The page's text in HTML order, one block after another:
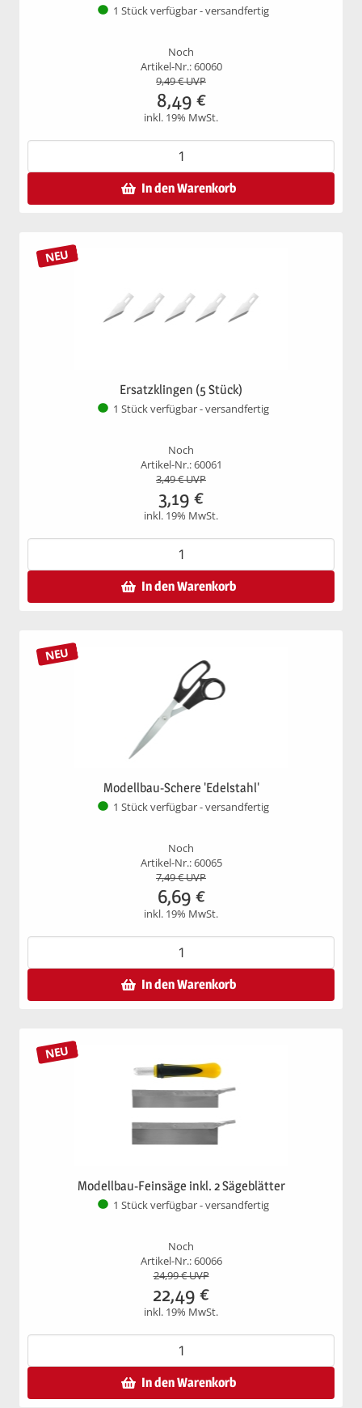
1 Stück verfügbar - versandfertig
Noch
Artikel-Nr.: 60060
9,49€ UVP
8,49 €
inkl. 19% MwSt.
In den Warenkorb
NEU
Ersatzklingen (5 Stück)
1 Stück verfügbar - versandfertig
Noch
Artikel-Nr.: 60061
3,49€ UVP
3,19 €
inkl. 19% MwSt.
In den Warenkorb
NEU
Modellbau-Schere 'Edelstahl'
1 Stück verfügbar - versandfertig
Noch
Artikel-Nr.: 60065
7,49€ UVP
6,69 €
inkl. 19% MwSt.
In den Warenkorb
NEU
Modellbau-Feinsäge inkl. 2 Sägeblätter
1 Stück verfügbar - versandfertig
Noch
Artikel-Nr.: 60066
24,99€ UVP
22,49 €
inkl. 19% MwSt.
In den Warenkorb